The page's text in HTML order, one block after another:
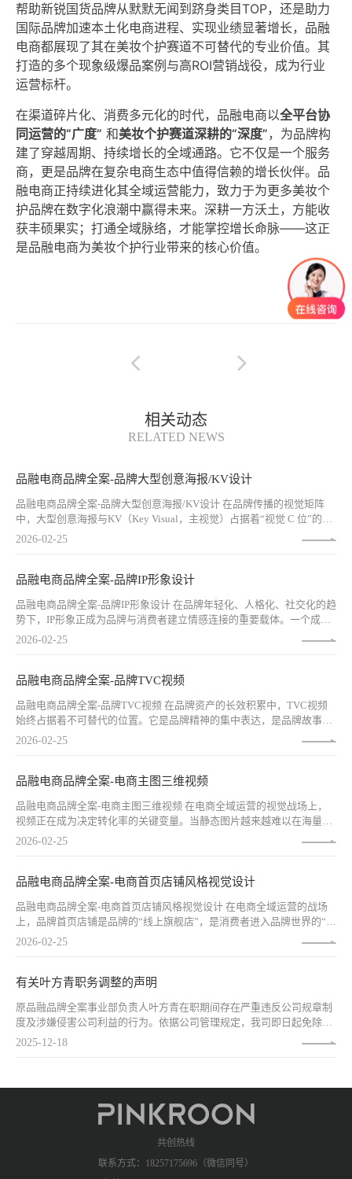
帮助新锐国货品牌从默默无闻到跻身类目TOP，还是助力
国际品牌加速本土化电商进程、实现业绩显著增长，品融
电商都展现了其在美妆个护赛道不可替代的专业价值。其
打造的多个现象级爆品案例与高ROI营销战役，成为行业
运营标杆。
在渠道碎片化、消费多元化的时代，品融电商以全平台协
同运营的“广度” 和美妆个护赛道深耕的“深度”，为品牌构
建了穿越周期、持续增长的全域通路。它不仅是一个服务
商，更是品牌在复杂电商生态中值得信赖的增长伙伴。品
融电商正持续进化其全域运营能力，致力于为更多美妆个
护品牌在数字化浪潮中赢得未来。深耕一方沃土，方能收
获丰硕果实；打通全域脉络，才能掌控增长命脉——这正
是品融电商为美妆个护行业带来的核心价值。
相关动态
RELATED NEWS
品融电商品牌全案-品牌大型创意海报/KV设计
品融电商品牌全案-品牌大型创意海报/KV设计 在品牌传播的视觉矩阵
中，大型创意海报与KV（Key Visual，主视觉）占据着“视觉 C 位”的战
略地位。它是品牌 campaigns 的视觉纲领，是户外大屏上的惊鸿一瞥，
建立情感共鸣，在无数次曝光中积累品牌记忆。
2026-02-25
品融电商品牌全案-品牌IP形象设计
品融电商品牌全案-品牌IP形象设计 在品牌年轻化、人格化、社交化的趋
势下，IP形象正成为品牌与消费者建立情感连接的重要载体。一个成功
的品牌IP，不仅是视觉符号，更是品牌人格的具象化身、品牌故事的生
2026-02-25
品融电商品牌全案-品牌TVC视频
品融电商品牌全案-品牌TVC视频 在品牌资产的长效积累中，TVC视频
始终占据着不可替代的位置。它是品牌精神的集中表达，是品牌故事的
深度讲述，是品牌与消费者建立情感连接的“高光时刻”。一支优秀的品
2026-02-25
品融电商品牌全案-电商主图三维视频
品融电商品牌全案-电商主图三维视频 在电商全域运营的视觉战场上，
视频正在成为决定转化率的关键变量。当静态图片越来越难以在海量信
息中脱颖而出，当消费者越来越习惯于通过视频快速了解产品，主图视
2026-02-25
品融电商品牌全案-电商首页店铺风格视觉设计
品融电商品牌全案-电商首页店铺风格视觉设计 在电商全域运营的战场
上，品牌首页店铺是品牌的“线上旗舰店”，是消费者进入品牌世界的“第
一扇门”。它不仅是流量的承接站，更是品牌形象的集中展示区、产品
成购买决策。
2026-02-25
​有关叶方青职务调整的声明
原品融品牌全案事业部负责人叶方青在职期间存在严重违反公司规章制
度及涉嫌侵害公司利益的行为。依据公司管理规定，我司即日起免除叶
方青品牌全案事业部负责人职务，暂停其在我司一切工作权限。 特此发
2025-12-18
共创热线
联系方式：18257175696（微信同号）